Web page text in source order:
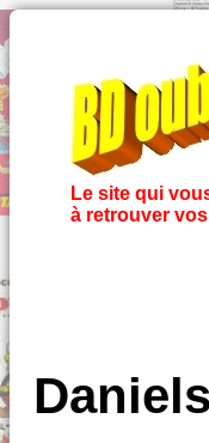
Le site qui
à retrouver